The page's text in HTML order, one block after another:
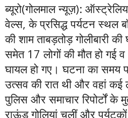
ब्यूरो(गोलमाल न्यूज़):
वेल्स, के प्रसिद्ध पर्यटन स्थल
की शाम ताबड़तोड़ गोलीबारी
समेत 17 लोगों की मौत हो गई
घायल हो गए। घटना का समय
उत्सव की रात थी और वहां कई
पुलिस और समाचार रिपोर्टों के
राऊंड गोलियां चलीं और